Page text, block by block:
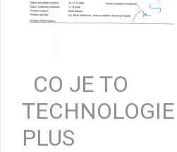
CO JE TO
PLUS